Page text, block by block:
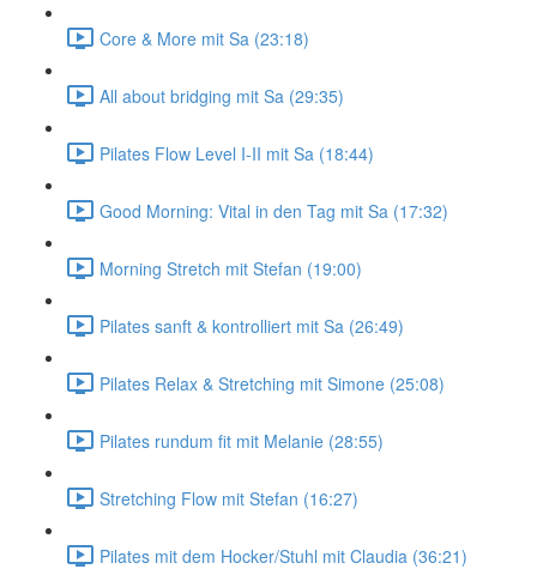
Core & More mit Sa (23:18)
All about bridging mit Sa (29:35)
Pilates Flow Level I-II mit Sa (18:44)
Good Morning: Vital in den Tag mit Sa (17:32)
Morning Stretch mit Stefan (19:00)
Pilates sanft & kontrolliert mit Sa (26:49)
Pilates Relax & Stretching mit Simone (25:08)
Pilates rundum fit mit Melanie (28:55)
Stretching Flow mit Stefan (16:27)
Pilates mit dem Hocker/Stuhl mit Claudia (36:21)